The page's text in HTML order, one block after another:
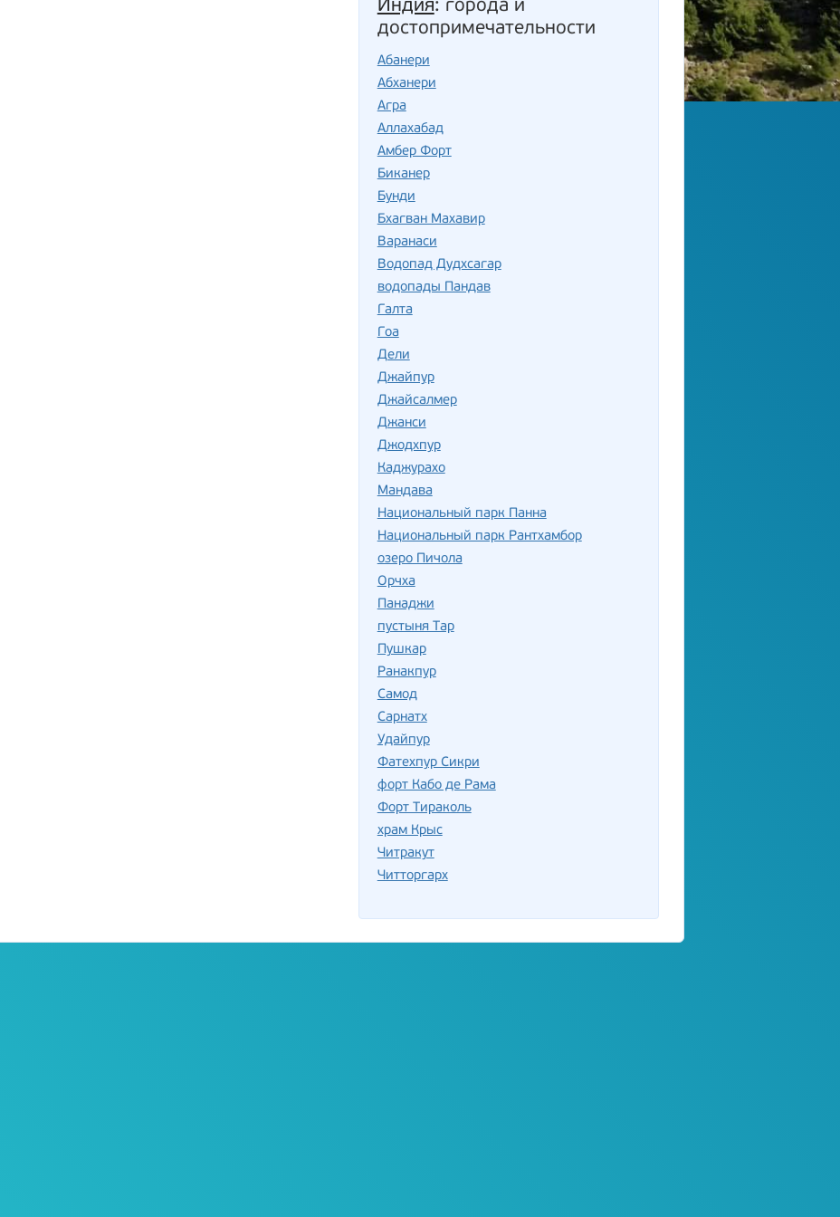
Индия: города и
достопримечательности
Абанери
Абханери
Агра
Аллахабад
Амбер Форт
Биканер
Бунди
Бхагван Махавир
Варанаси
Водопад Дудхсагар
водопады Пандав
Галта
Гоа
Дели
Джайпур
Джайсалмер
Джанси
Джодхпур
Каджурахо
Мандава
Национальный парк Панна
Национальный парк Рантхамбор
озеро Пичола
Орчха
Панаджи
пустыня Тар
Пушкар
Ранакпур
Самод
Сарнатх
Удайпур
Фатехпур Сикри
форт Кабо де Рама
Форт Тираколь
храм Крыс
Читракут
Читторгарх